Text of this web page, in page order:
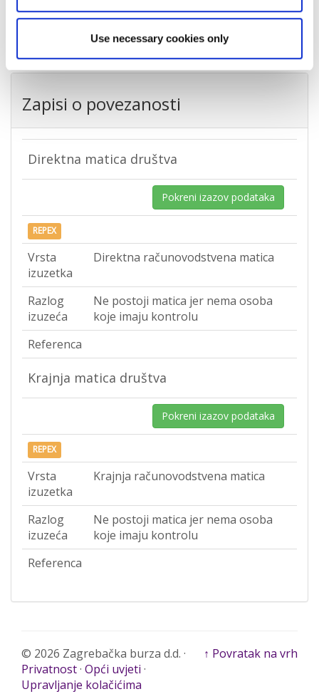
Use necessary cookies only
Država
Bugarska
Zapisi o povezanosti
Direktna matica društva
Pokreni izazov podataka
REPEX
Vrsta
izuzetka
Direktna računovodstvena matica
Razlog
izuzeća
Ne postoji matica jer nema osoba
koje imaju kontrolu
Referenca
Krajnja matica društva
Pokreni izazov podataka
REPEX
Vrsta
izuzetka
Krajnja računovodstvena matica
Razlog
izuzeća
Ne postoji matica jer nema osoba
koje imaju kontrolu
Referenca
↑ Povratak na vrh
© 2026 Zagrebačka burza d.d. ·
Privatnost· Opći uvjeti ·
Upravljanje kolačićima